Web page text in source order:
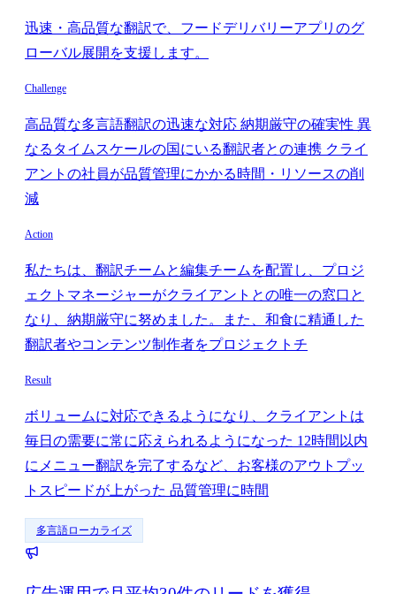
迅速・高品質な翻訳で、フードデリバリーアプリのグ
ローバル展開を支援します。
Challenge
高品質な多言語翻訳の迅速な対応 納期厳守の確実性 異
なるタイムスケールの国にいる翻訳者との連携 クライ
アントの社員が品質管理にかかる時間・リソースの削
減
Action
私たちは、翻訳チームと編集チームを配置し、プロジ
ェクトマネージャーがクライアントとの唯一の窓口と
なり、納期厳守に努めました。また、和食に精通した
翻訳者やコンテンツ制作者をプロジェクトチ
Result
ボリュームに対応できるようになり、クライアントは
毎日の需要に常に応えられるようになった 12時間以内
にメニュー翻訳を完了するなど、お客様のアウトプッ
トスピードが上がった 品質管理に時間
多言語ローカライズ